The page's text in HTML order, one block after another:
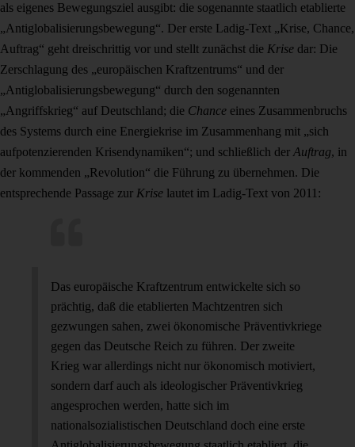
als eigenes Bewegungsziel ausgibt: die sogenannte staatlich etablierte
„Antiglobalisierungsbewegung“. Der erste Ladig-Text „Krise, Chance,
Auftrag“ geht dreischrittig vor und stellt zunächst die Krise dar: Die
Zerschlagung des „europäischen Kraftzentrums“ und der
„Antiglobalisierungsbewegung“ durch den sogenannten
„Angriffskrieg“ auf Deutschland; die Chance eines Zusammenbruchs
des Systems durch eine Energiekrise im Zusammenhang mit „sich
aufpotenzierenden Krisendynamiken“; und schließlich der Auftrag, in
der kommenden „Revolution“ die Führung zu übernehmen. Die
entsprechende Passage zur Krise lautet im Ladig-Text von 2011:
Das europäische Kraftzentrum entwickelte sich so
prächtig, daß die etablierten Machtzentren sich
gezwungen sahen, zwei ökonomische Präventivkriege
gegen das Deutsche Reich zu führen. Der zweite
Krieg war allerdings nicht nur ökonomisch motiviert,
sondern darf auch als ideologischer Präventivkrieg
angesprochen werden, hatte sich im
nationalsozialistischen Deutschland doch eine erste